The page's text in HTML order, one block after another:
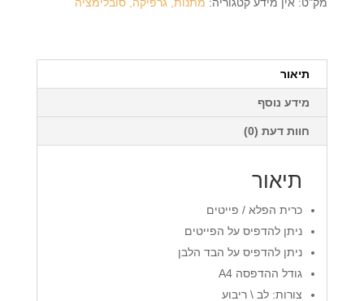
המוצר
תיאור
מידע נוסף
חוות דעת (0)
תיאור
כרית הפלא / פייטים
ניתן להדפיס על הפייטים
ניתן להדפיס על הבד הלבן
גודל ההדפסה A4
צורות: לב \ ריבוע